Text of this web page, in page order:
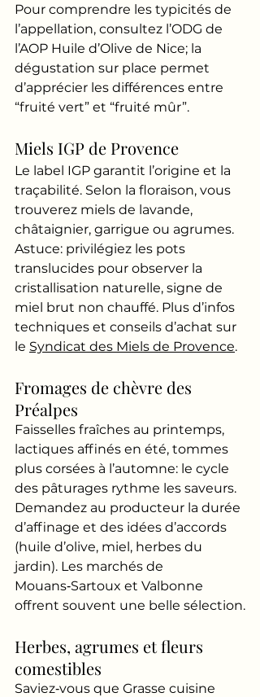
Pour comprendre les typicités de
l’appellation, consultez l’ODG de
l’AOP Huile d’Olive de Nice; la
dégustation sur place permet
d’apprécier les différences entre
“fruité vert” et “fruité mûr”.
Miels IGP de Provence
Le label IGP garantit l’origine et la
traçabilité. Selon la floraison, vous
trouverez miels de lavande,
châtaignier, garrigue ou agrumes.
Astuce: privilégiez les pots
translucides pour observer la
cristallisation naturelle, signe de
miel brut non chauffé. Plus d’infos
techniques et conseils d’achat sur
le Syndicat des Miels de Provence.
Fromages de chèvre des
Préalpes
Faisselles fraîches au printemps,
lactiques affinés en été, tommes
plus corsées à l’automne: le cycle
des pâturages rythme les saveurs.
Demandez au producteur la durée
d’affinage et des idées d’accords
(huile d’olive, miel, herbes du
jardin). Les marchés de
Mouans‑Sartoux et Valbonne
offrent souvent une belle sélection.
Herbes, agrumes et fleurs
comestibles
Saviez‑vous que Grasse cuisine